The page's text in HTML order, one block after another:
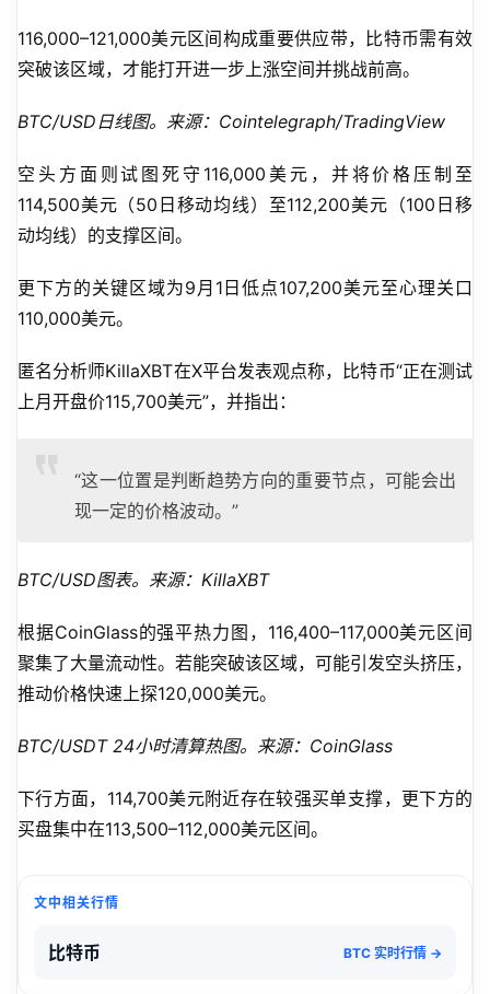
116,000–121,000美元区间构成重要供应带，比特币需有效
突破该区域，才能打开进一步上涨空间并挑战前高。
BTC/USD日线图。来源：Cointelegraph/TradingView
空头方面则试图死守116,000美元，并将价格压制至
114,500美元（50日移动均线）至112,200美元（100日移
动均线）的支撑区间。
更下方的关键区域为9月1日低点107,200美元至心理关口
110,000美元。
匿名分析师KillaXBT在X平台发表观点称，比特币“正在测试
上月开盘价115,700美元”，并指出：
“这一位置是判断趋势方向的重要节点，可能会出
现一定的价格波动。”
BTC/USD图表。来源：KillaXBT
根据CoinGlass的强平热力图，116,400–117,000美元区间
聚集了大量流动性。若能突破该区域，可能引发空头挤压，
推动价格快速上探120,000美元。
BTC/USDT 24小时清算热图。来源：CoinGlass
下行方面，114,700美元附近存在较强买单支撑，更下方的
买盘集中在113,500–112,000美元区间。
文中相关行情
比特币 BTC 实时行情 →